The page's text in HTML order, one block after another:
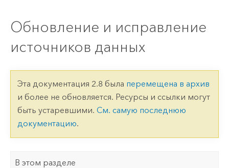
Обновление и исправление
источников данных
Эта документация 2.8 была перемещена в архив
и более не обновляется. Ресурсы и ссылки могут
быть устаревшими. См. самую последнюю
документацию.
В этом разделе